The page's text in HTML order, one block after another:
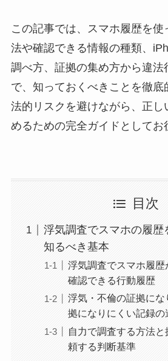
この記事では、スマホ履歴を
法や確認できる情報の種類、
調べ方、証拠の集め方から違法
で、知っておくべきことを徹底
法的リスクを避けながら、正し
めるための完全ガイドとしてお
目次
浮気調査でスマホの履歴
知るべき基本
浮気調査でスマホ履歴
確認できる行動履歴
浮気・不倫の証拠に
拠になりにくい記録の
自力で調査する方法
頼する判断基準